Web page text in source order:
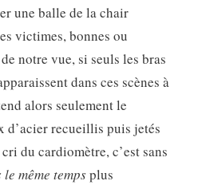
une balle de la chair
victimes, bonnes ou
notre vue, si seuls les bras
dans ces scènes à
alors seulement le
d’acier recueillis puis jetés
du cardiomètre, c’est sans
le même tempsplus